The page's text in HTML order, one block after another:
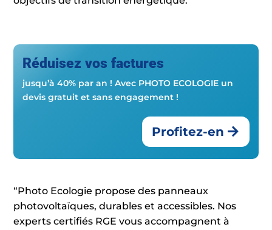
Réduisez vos factures
jusqu’à 40% par an ! Avec PHOTO ECOLOGIE un
devis gratuit et sans engagement !
Profitez-en
“Photo Ecologie propose des panneaux
photovoltaïques, durables et accessibles. Nos
experts certifiés RGE vous accompagnent à